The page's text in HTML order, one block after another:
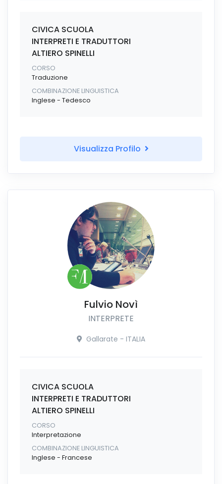
CIVICA SCUOLA
INTERPRETI E TRADUTTORI
ALTIERO SPINELLI
CORSO
Traduzione
COMBINAZIONE LINGUISTICA
Inglese - Tedesco
Visualizza Profilo
Fulvio Novì
INTERPRETE
Gallarate - ITALIA
CIVICA SCUOLA
INTERPRETI E TRADUTTORI
ALTIERO SPINELLI
CORSO
Interpretazione
COMBINAZIONE LINGUISTICA
Inglese - Francese